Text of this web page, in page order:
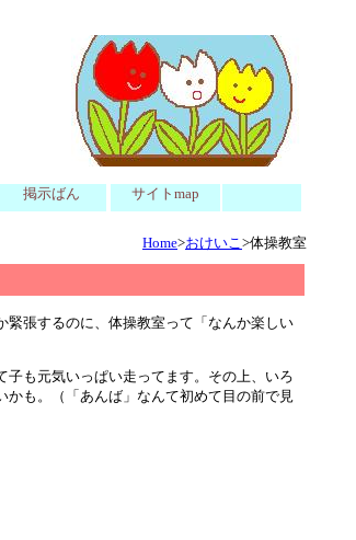
掲示ばん サイトmap
Home>おけいこ>体操教室
緊張するのに、体操教室って「なんか楽しい
子も元気いっぱい走ってます。その上、いろ
かも。（「あんば」なんて初めて目の前で見